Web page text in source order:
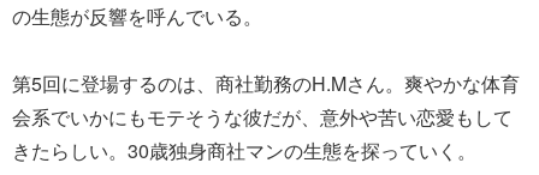
の生態が反響を呼んでいる。
第5回に登場するのは、商社勤務のH.Mさん。爽やかな体育
会系でいかにもモテそうな彼だが、意外や苦い恋愛もして
きたらしい。30歳独身商社マンの生態を探っていく。